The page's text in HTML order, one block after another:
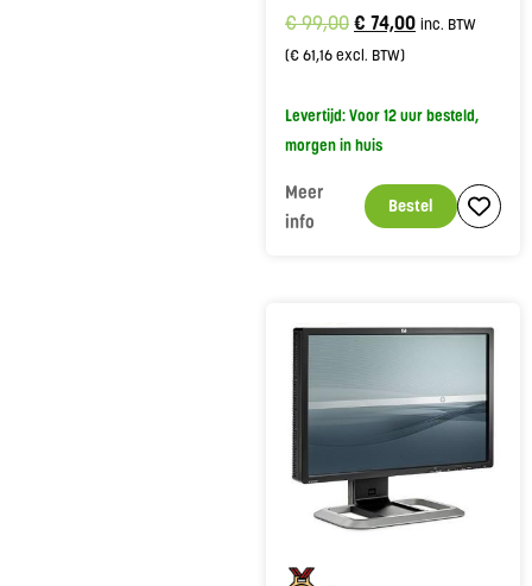
€99,00€ 74,00 inc. BTW
(€61,16excl. BTW)
Levertijd: Voor 12 uur besteld,
morgen in huis
Bestel
Meer
info